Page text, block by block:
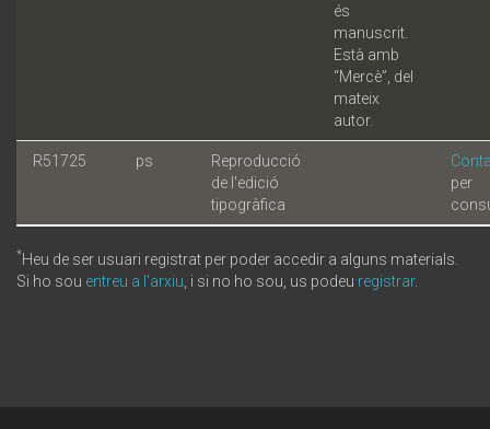
és
manuscrit.
Està amb
“Mercè”, del
mateix
autor.
R51725 ps
Reproducció
de l'edició
tipogràfica
per
*Heu de ser usuari registrat per poder accedir a alguns materials.
Si ho sou entreu a l'arxiu , i si no ho sou, us podeu registrar.